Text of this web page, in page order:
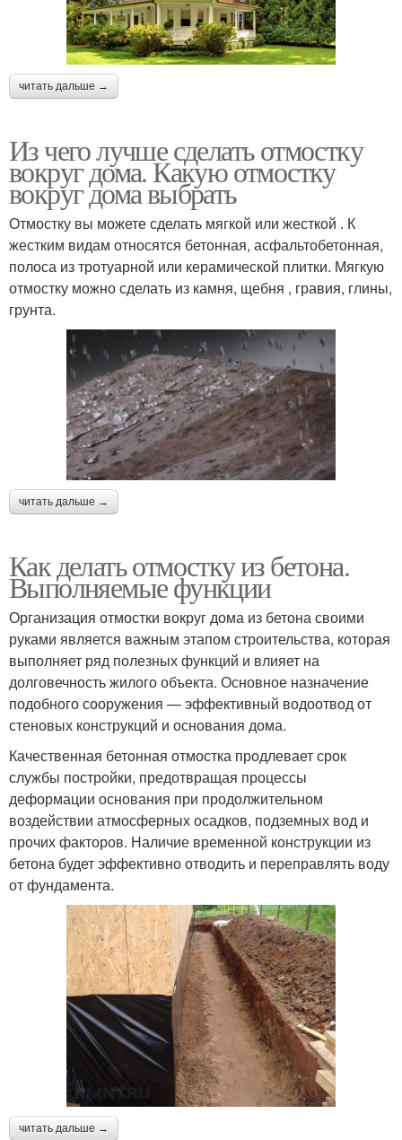
читать дальше →
Из чего лучше сделать отмостку
вокруг дома. Какую отмостку
вокруг дома выбрать
Отмостку вы можете сделать мягкой или жесткой . К
жестким видам относятся бетонная, асфальтобетонная,
полоса из тротуарной или керамической плитки. Мягкую
отмостку можно сделать из камня, щебня , гравия, глины,
грунта.
читать дальше →
Как делать отмостку из бетона.
Выполняемые функции
Организация отмостки вокруг дома из бетона своими
руками является важным этапом строительства, которая
выполняет ряд полезных функций и влияет на
долговечность жилого объекта. Основное назначение
подобного сооружения — эффективный водоотвод от
стеновых конструкций и основания дома.
Качественная бетонная отмостка продлевает срок
службы постройки, предотвращая процессы
деформации основания при продолжительном
воздействии атмосферных осадков, подземных вод и
прочих факторов. Наличие временной конструкции из
бетона будет эффективно отводить и переправлять воду
от фундамента.
читать дальше →